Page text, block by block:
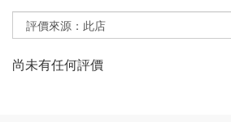
尚未有任何評價